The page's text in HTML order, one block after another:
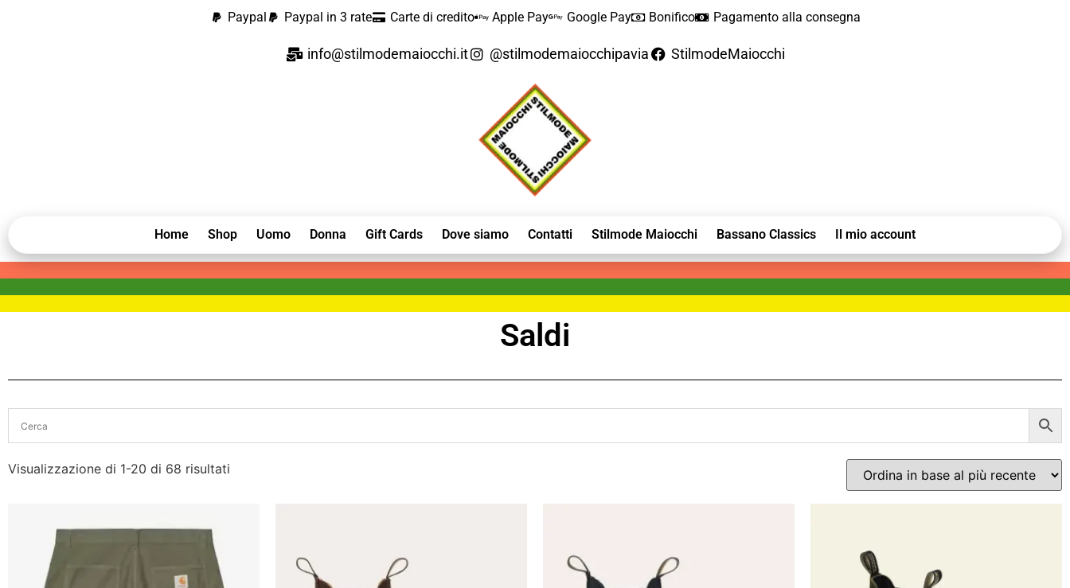
Paypal Paypal in 3 rate Carte di credito Apple Pay Google Pay Bonifico Pagamento alla consegna
info@stilmodemaiocchi.it @stilmodemaiocchipavia StilmodeMaiocchi
Home Shop Uomo Donna Gift Cards Dove siamo Contatti Stilmode Maiocchi Bassano Classics Il mio account
Saldi
Visualizzazione di 1-20 di 68 risultati